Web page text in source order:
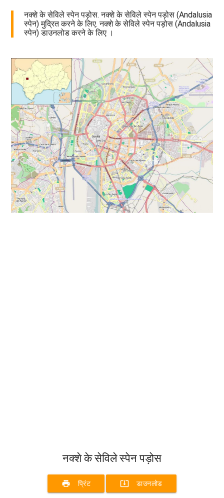
नक्शे के सेविले स्पेन पड़ोस. नक्शे के सेविले स्पेन पड़ोस (Andalusia
स्पेन) मुद्रित करने के लिए. नक्शे के सेविले स्पेन पड़ोस (Andalusia
स्पेन) डाउनलोड करने के लिए ।
नक्शे के सेविले स्पेन पड़ोस
print प्रिंट system_update_alt डाउनलोड